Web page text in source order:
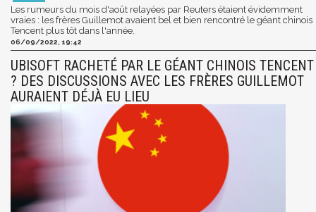
Les rumeurs du mois d'août relayées par Reuters étaient évidemment
vraies : les frères Guillemot avaient bel et bien rencontré le géant chinois
Tencent plus tôt dans l'année.
06/09/2022, 19:42
UBISOFT RACHETÉ PAR LE GÉANT CHINOIS TENCENT
? DES DISCUSSIONS AVEC LES FRÈRES GUILLEMOT
AURAIENT DÉJÀ EU LIEU